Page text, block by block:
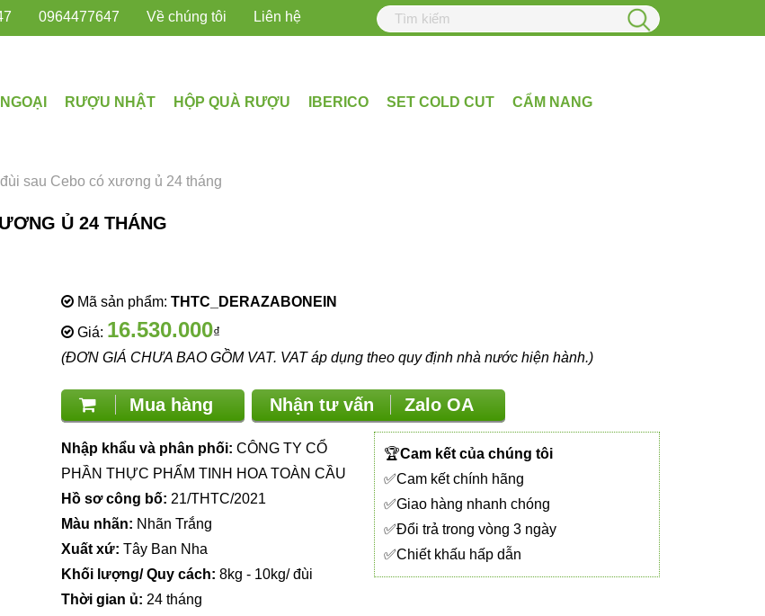
0964477647 Về chúng tôi Liên hệ
RƯỢU NHẬT HỘP QUÀ RƯỢU IBERICO SET COLD CUT CẨM NANG
sau Cebo có xương ủ 24 tháng
Ủ 24 THÁNG
Mã sản phẩm: THTC_DERAZABONEIN
Giá: 16.530.000₫
(ĐƠN GIÁ CHƯA BAO GỒM VAT. VAT áp dụng theo quy định nhà nước hiện hành.)
Mua hàng Nhận tư vấn Zalo OA
Nhập khẩu và phân phối: CÔNG TY CỔ
PHẦN THỰC PHẨM TINH HOA TOÀN CẦU
Hồ sơ công bố: 21/THTC/2021
Màu nhãn: Nhãn Trắng
Xuất xứ: Tây Ban Nha
Khối lượng/ Quy cách: 8kg - 10kg/ đùi
Thời gian ủ: 24 tháng
🏆Cam kết của chúng tôi
✅Cam kết chính hãng
✅Giao hàng nhanh chóng
✅Đổi trả trong vòng 3 ngày
✅Chiết khấu hấp dẫn